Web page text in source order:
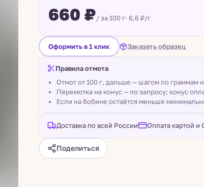
660 ₽/ за 100 г· 6,6 ₽/г
Оформить в 1 клик Заказать образец
Правила отмота
Отмот от 100 г, дальше — шагом по граммам
Перемотка на конус — по запросу; конус
Если на бобине остаётся меньше
Доставка по всей России Оплата картой и
Поделиться